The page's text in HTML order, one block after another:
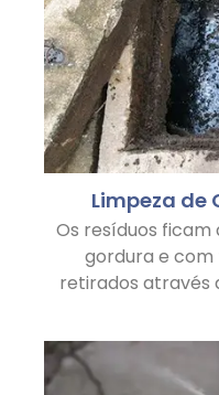
Limpeza de
Os resíduos ficam
gordura e
retirados através